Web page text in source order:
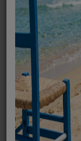
Home
Καφετιέρα